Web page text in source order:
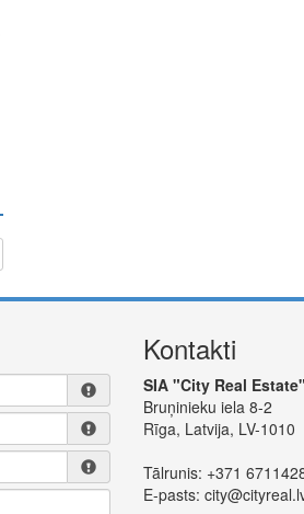
Kontakti
SIA "City Real Estate"
Bruņinieku iela 8-2
Rīga, Latvija, LV-1010
Tālrunis: +371
E-pasts: